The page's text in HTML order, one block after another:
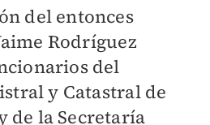
del entonces
Rodríguez
del
y Catastral de
de la Secretaría